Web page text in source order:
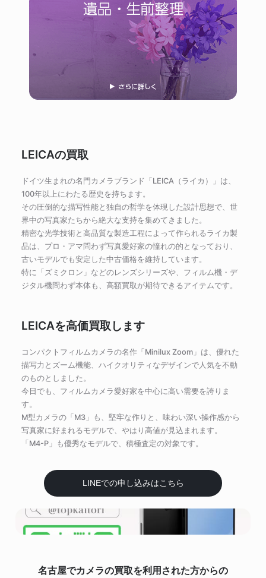
LEICAの買取
ドイツ生まれの名門カメラブランド「LEICA（ライカ）」は、
100年以上にわたる歴史を持ちます。
その圧倒的な描写性能と独自の哲学を体現した設計思想で、世
界中の写真家たちから絶大な支持を集めてきました。
精密な光学技術と高品質な製造工程によって作られるライカ製
品は、プロ・アマ問わず写真愛好家の憧れの的となっており、
古いモデルでも安定した中古価格を維持しています。
特に「ズミクロン」などのレンズシリーズや、フィルム機・デ
ジタル機問わず本体も、高額買取が期待できるアイテムです。
LEICAを高価買取します
コンパクトフィルムカメラの名作「Minilux Zoom」は、優れた
描写力とズーム機能、ハイクオリティなデザインで人気を不動
のものとしました。
今日でも、フィルムカメラ愛好家を中心に高い需要を誇りま
す。
M型カメラの「M3」も、堅牢な作りと、味わい深い操作感から
写真家に好まれるモデルで、やはり高値が見込まれます。
「M4-P」も優秀なモデルで、積極査定の対象です。
LINEでの申し込みはこちら
名古屋でカメラの買取を利用された方からの